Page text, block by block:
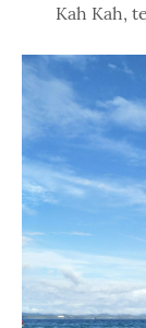
Kah Kah,